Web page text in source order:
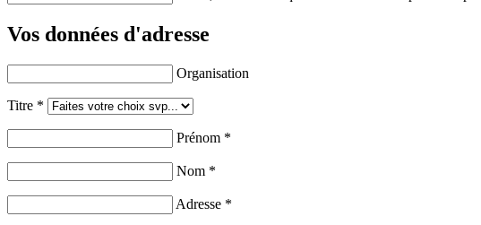
Vos données d'adresse
Organisation
Titre *
Prénom *
Nom *
Adresse *